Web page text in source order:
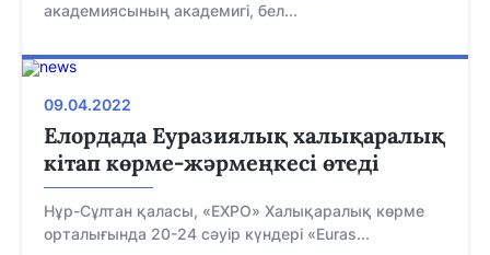
академиясының академигі, бел...
09.04.2022
Елордада Еуразиялық халықаралық
кітап көрме-жәрмеңкесі өтеді
Нұр-Сұлтан қаласы, «EXPO» Халықаралық көрме
орталығында 20-24 сәуір күндері «Euras...